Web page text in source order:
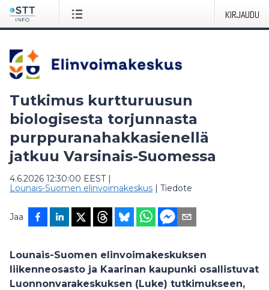
KIRJAUDU
Tutkimus kurtturuusun
biologisesta torjunnasta
purppuranahakkasienellä
jatkuu Varsinais-Suomessa
4.6.2026 12:30:00 EEST|
Lounais-Suomen elinvoimakeskus | Tiedote
Jaa
Lounais-Suomen elinvoimakeskuksen
liikenneosasto ja Kaarinan kaupunki osallistuvat
Luonnonvarakeskuksen (Luke) tutkimukseen,